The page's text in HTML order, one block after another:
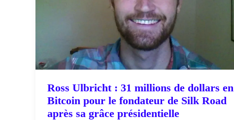
Ross Ulbricht : 31 millions de dollars en
Bitcoin pour le fondateur de Silk Road
après sa grâce présidentielle